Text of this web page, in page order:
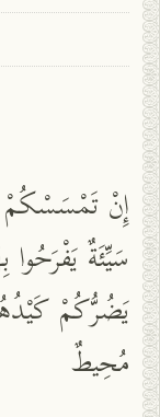
إِنْ
سَيِّئَةٌ يَفْرَحُوا
يَضُرُّكُمْ
مُحِيطٌ